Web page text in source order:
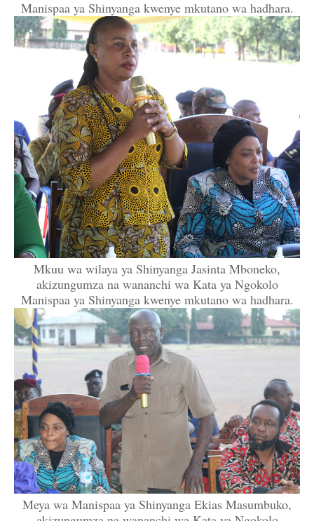
Manispaa ya Shinyanga kwenye mkutano wa hadhara.
Mkuu wa wilaya ya Shinyanga Jasinta Mboneko,
akizungumza na wananchi wa Kata ya Ngokolo
Manispaa ya Shinyanga kwenye mkutano wa hadhara.
Meya wa Manispaa ya Shinyanga Ekias Masumbuko,